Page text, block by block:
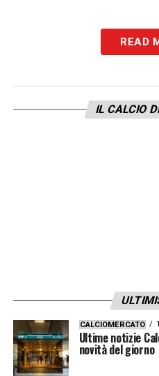
READ
IL CALCIO
CALCIOMERCATO
Ultime notizie
novità del giorno